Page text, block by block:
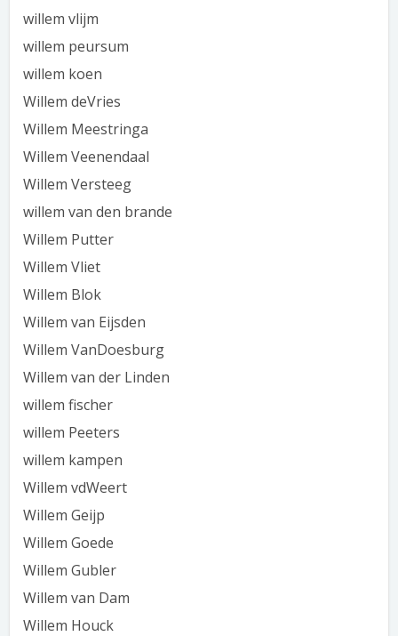
willem vlijm
willem peursum
willem koen
Willem deVries
Willem Meestringa
Willem Veenendaal
Willem Versteeg
willem van den brande
Willem Putter
Willem Vliet
Willem Blok
Willem van Eijsden
Willem VanDoesburg
Willem van der Linden
willem fischer
willem Peeters
willem kampen
Willem vdWeert
Willem Geijp
Willem Goede
Willem Gubler
Willem van Dam
Willem Houck